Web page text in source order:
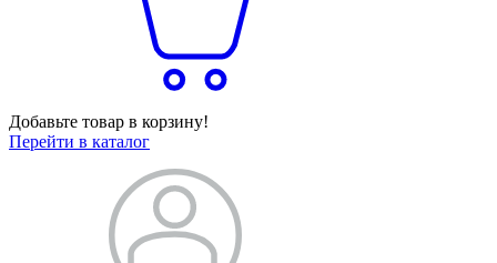
Добавьте товар в корзину!
Перейти в каталог